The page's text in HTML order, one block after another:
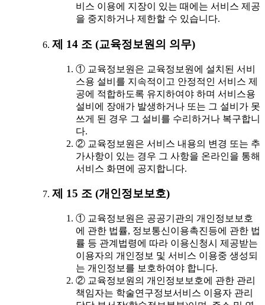
비스 이용에 지장이 있는 때에는 서비스 제공
을 중지하거나 제한할 수 있습니다.
제 14 조 (교육정보원의 의무)
① 교육정보원은 교육정보원에 설치된 서비
스용 설비를 지속적이고 안정적인 서비스 제
공에 적합하도록 유지하여야 하며 서비스용
설비에 장애가 발생하거나 또는 그 설비가 못
쓰게 된 경우 그 설비를 수리하거나 복구합니
다.
② 교육정보원은 서비스 내용의 변경 또는 추
가사항이 있는 경우 그 사항을 온라인을 통해
서비스 화면에 공지합니다.
제 15 조 (개인정보보호)
① 교육정보원은 공공기관의 개인정보보호
에 관한 법률, 정보통신이용촉진등에 관한 법
률 등 관계법령에 따라 이용신청시 제공받는
이용자의 개인정보 및 서비스 이용중 생성되
는 개인정보를 보호하여야 합니다.
② 교육정보원의 개인정보보호에 관한 관리
책임자는 학술연구정보서비스 이용자 관리